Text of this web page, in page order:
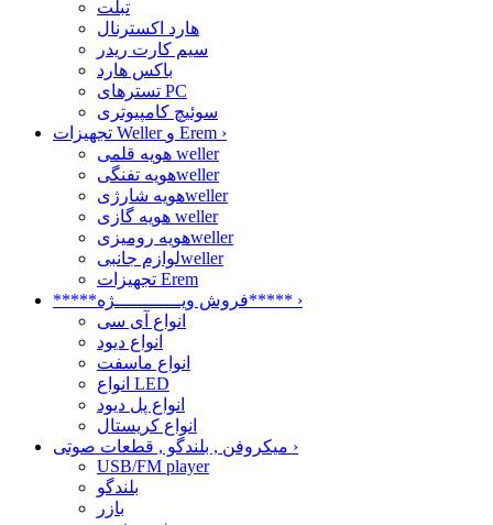
تبلت
هارد اکسترنال
سیم کارت ریدر
باکس هارد
تسترهای PC
سوئیچ کامپیوتری
تجهیزات Weller و Erem ›
هویه قلمی weller
هویه تفنگیweller
هویه شارژیweller
هویه گازی weller
هویه رومیزیweller
لوازم جانبیweller
تجهیزات Erem
*****فروش ویــــــــــــژه***** ›
انواع آی سی
انواع دیود
انواع ماسفت
انواع LED
انواع پل دیود
انواع کریستال
›
USB/FM player
بلندگو
بازر